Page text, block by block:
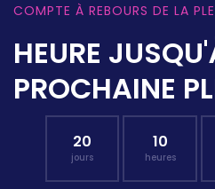
COMPTE À REBOURS DE LA
HEURE
PROCHAINE
20
jours
10
heures